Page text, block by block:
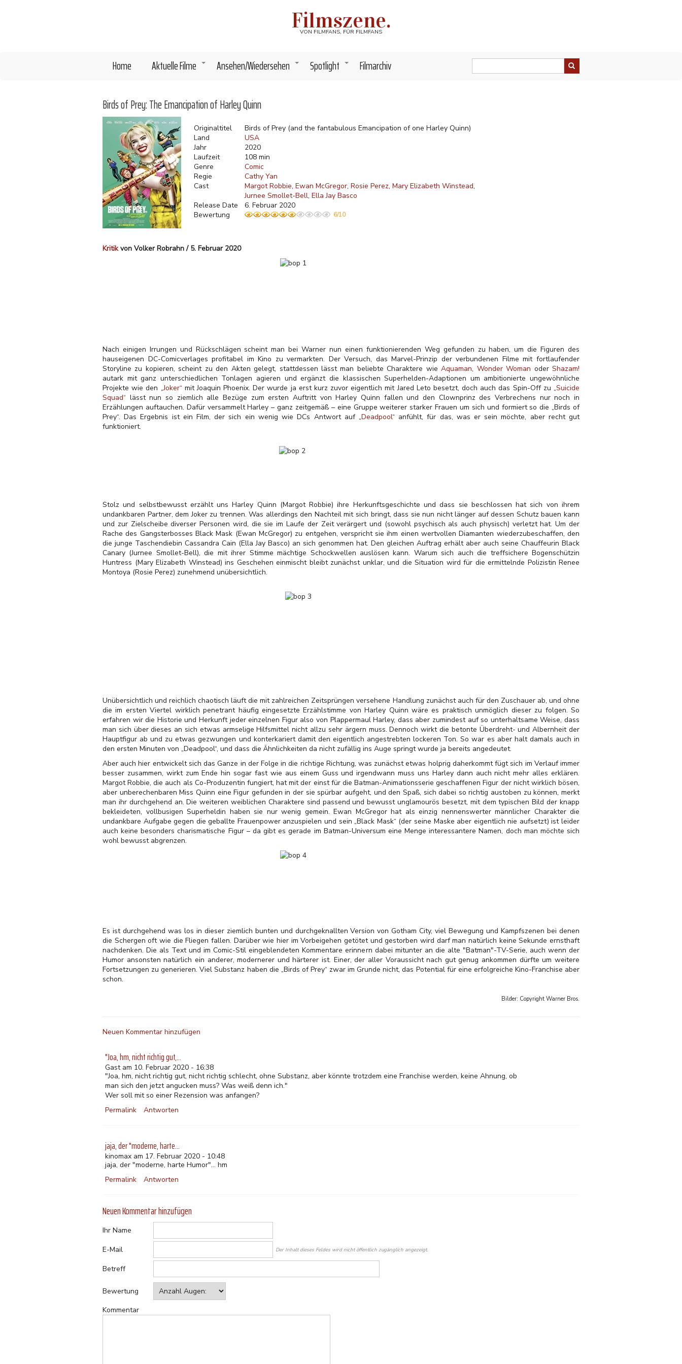
Filmszene.
VON FILMFANS, FÜR FILMFANS
Home +
Aktuelle Filme +
Ansehen/Wiedersehen +
Spotlight Filmarchiv
Birds of Prey: The Emancipation of Harley Quinn
Originaltitel
Birds of Prey (and the fantabulous Emancipation of one Harley Quinn)
Land
USA
Jahr
2020
Laufzeit
108 min
Genre
Comic
Regie
Cathy Yan
Cast
Margot Robbie Ewan McGregor Rosie Perez Mary Elizabeth Winstead
Jurnee Smollet-Bell Ella Jay Basco
Release Date
6. Februar 2020
Bewertung
6/10
Kritikvon Volker Robrahn / 5. Februar 2020
Nach einigen Irrungen und Rückschlägen scheint man bei Warner nun einen funktionierenden Weg gefunden zu haben, um die Figuren des
hauseigenen DC-Comicverlages profitabel im Kino zu vermarkten. Der Versuch, das Marvel-Prinzip der verbundenen Filme mit fortlaufender
Storyline zu kopieren, scheint zu den Akten gelegt, stattdessen lässt man beliebte Charaktere wieAquaman, Wonder Woman oderShazam!
autark mit ganz unterschiedlichen Tonlagen agieren und ergänzt die klassischen Superhelden-Adaptionen um ambitionierte ungewöhnliche
Projekte wie den „Joker“ mit Joaquin Phoenix. Der wurde ja erst kurz zuvor eigentlich mit Jared Leto besetzt, doch auch das Spin-Off zu „Suicide
Squad“ lässt nun so ziemlich alle Bezüge zum ersten Auftritt von Harley Quinn fallen und den Clownprinz des Verbrechens nur noch in
Erzählungen auftauchen. Dafür versammelt Harley – ganz zeitgemäß – eine Gruppe weiterer starker Frauen um sich und formiert so die „Birds of
Prey“. Das Ergebnis ist ein Film, der sich ein wenig wie DCs Antwort auf „Deadpool“ anfühlt, für das, was er sein möchte, aber recht gut
funktioniert.
Stolz und selbstbewusst erzählt uns Harley Quinn (Margot Robbie) ihre Herkunftsgeschichte und dass sie beschlossen hat sich von ihrem
undankbaren Partner, dem Joker zu trennen. Was allerdings den Nachteil mit sich bringt, dass sie nun nicht länger auf dessen Schutz bauen kann
und zur Zielscheibe diverser Personen wird, die sie im Laufe der Zeit verärgert und (sowohl psychisch als auch physisch) verletzt hat. Um der
Rache des Gangsterbosses Black Mask (Ewan McGregor) zu entgehen, verspricht sie ihm einen wertvollen Diamanten wiederzubeschaffen, den
die junge Taschendiebin Cassandra Cain (Ella Jay Basco) an sich genommen hat. Den gleichen Auftrag erhält aber auch seine Chauffeurin Black
Canary (Jurnee Smollet-Bell), die mit ihrer Stimme mächtige Schockwellen auslösen kann. Warum sich auch die treffsichere Bogenschützin
Huntress (Mary Elizabeth Winstead) ins Geschehen einmischt bleibt zunächst unklar, und die Situation wird für die ermittelnde Polizistin Renee
Montoya (Rosie Perez) zunehmend unübersichtlich.
Unübersichtlich und reichlich chaotisch läuft die mit zahlreichen Zeitsprüngen versehene Handlung zunächst auch für den Zuschauer ab, und ohne
die im ersten Viertel wirklich penetrant häufig eingesetzte Erzählstimme von Harley Quinn wäre es praktisch unmöglich dieser zu folgen. So
erfahren wir die Historie und Herkunft jeder einzelnen Figur also von Plappermaul Harley, dass aber zumindest auf so unterhaltsame Weise, dass
man sich über dieses an sich etwas armselige Hilfsmittel nicht allzu sehr ärgern muss. Dennoch wirkt die betonte Überdreht- und Albernheit der
Hauptfigur ab und zu etwas gezwungen und konterkariert damit den eigentlich angestrebten lockeren Ton. So war es aber halt damals auch in
den ersten Minuten von „Deadpool“, und dass die Ähnlichkeiten da nicht zufällig ins Auge springt wurde ja bereits angedeutet.
Aber auch hier entwickelt sich das Ganze in der Folge in die richtige Richtung, was zunächst etwas holprig daherkommt fügt sich im Verlauf immer
besser zusammen, wirkt zum Ende hin sogar fast wie aus einem Guss und irgendwann muss uns Harley dann auch nicht mehr alles erklären.
Margot Robbie, die auch als Co-Produzentin fungiert, hat mit der einst für die Batman-Animationsserie geschaffenen Figur der nicht wirklich bösen,
aber unberechenbaren Miss Quinn eine Figur gefunden in der sie spürbar aufgeht, und den Spaß, sich dabei so richtig austoben zu können, merkt
man ihr durchgehend an. Die weiteren weiblichen Charaktere sind passend und bewusst unglamourös besetzt, mit dem typischen Bild der knapp
bekleideten, vollbusigen Superheldin haben sie nur wenig gemein. Ewan McGregor hat als einzig nennenswerter männlicher Charakter die
undankbare Aufgabe gegen die geballte Frauenpower anzuspielen und sein „Black Mask“ (der seine Maske aber eigentlich nie aufsetzt) ist leider
auch keine besonders charismatische Figur – da gibt es gerade im Batman-Universum eine Menge interessantere Namen, doch man möchte sich
wohl bewusst abgrenzen.
Es ist durchgehend was los in dieser ziemlich bunten und durchgeknallten Version von Gotham City, viel Bewegung und Kampfszenen bei denen
die Schergen oft wie die Fliegen fallen. Darüber wie hier im Vorbeigehen getötet und gestorben wird darf man natürlich keine Sekunde ernsthaft
nachdenken. Die als Text und im Comic-Stil eingeblendeten Kommentare erinnern dabei mitunter an die alte "Batman"-TV-Serie, auch wenn der
Humor ansonsten natürlich ein anderer, modernerer und härterer ist. Einer, der aller Voraussicht nach gut genug ankommen dürfte um weitere
Fortsetzungen zu generieren. Viel Substanz haben die „Birds of Prey“ zwar im Grunde nicht, das Potential für eine erfolgreiche Kino-Franchise aber
schon.
Bilder: Copyright Warner Bros.
Neuen Kommentar hinzufügen
"Joa, hm, nicht richtig gut,…
Gast am 10. Februar 2020 - 16:38
"Joa, hm, nicht richtig gut, nicht richtig schlecht, ohne Substanz, aber könnte trotzdem eine Franchise werden, keine Ahnung, ob
man sich den jetzt angucken muss? Was weiß denn ich."
Wer soll mit so einer Rezension was anfangen?
Permalink
Antworten
jaja, der "moderne, harte…
kinomax am 17. Februar 2020 - 10:48
jaja, der "moderne, harte Humor"... hm
Permalink
Antworten
Neuen Kommentar hinzufügen
Ihr Name
E-Mail
Der Inhalt dieses Feldes wird nicht öffentlich zugänglich angezeigt.
Betreff
Bewertung
Kommentar